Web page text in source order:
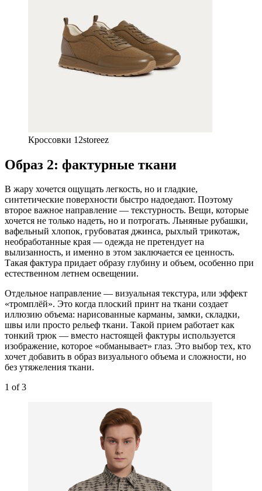
Кроссовки 12storeez
Образ 2: фактурные ткани
В жару хочется ощущать легкость, но и гладкие,
синтетические поверхности быстро надоедают. Поэтому
второе важное направление — текстурность. Вещи, которые
хочется не только надеть, но и потрогать. Льняные рубашки,
вафельный хлопок, грубоватая джинса, рыхлый трикотаж,
необработанные края — одежда не претендует на
вылизанность, и именно в этом заключается ее ценность.
Такая фактура придает образу глубину и объем, особенно при
естественном летнем освещении.
Отдельное направление — визуальная текстура, или эффект
«тромплёй». Это когда плоский принт на ткани создает
иллюзию объема: нарисованные карманы, замки, складки,
швы или просто рельеф ткани. Такой прием работает как
тонкий трюк — вместо настоящей фактуры используется
изображение, которое «обманывает» глаз. Это выбор тех, кто
хочет добавить в образ визуального объема и сложности, но
без утяжеления ткани.
1 of 3